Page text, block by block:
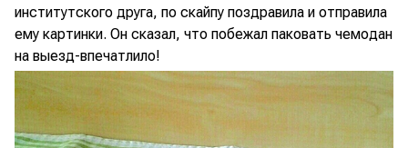
институтского друга, по скайпу поздравила и отправила
ему картинки. Он сказал, что побежал паковать чемодан
на выезд-впечатлило!